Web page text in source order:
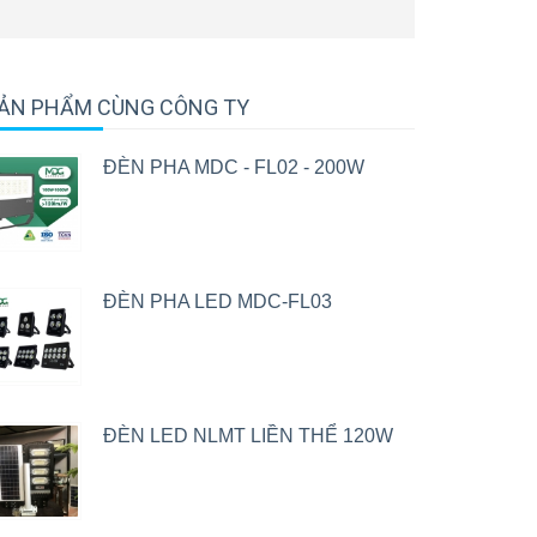
PHẨM CÙNG CÔNG TY
ĐÈN PHA MDC - FL02 - 200W
ĐÈN PHA LED MDC-FL03
ĐÈN LED NLMT LIỀN THỂ 120W